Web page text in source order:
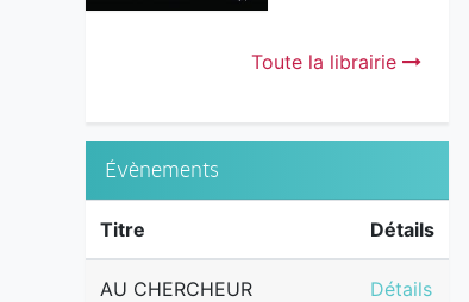
Toute la librairie
Évènements
Titre Détails
AU CHERCHEUR
AU
Détails